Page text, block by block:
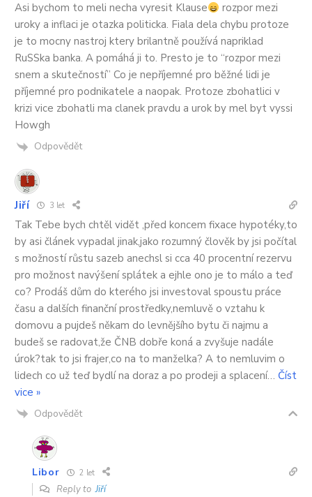
Asi bychom to meli necha vyresit Klause
rozpor mezi
uroky a inflaci je otazka politicka. Fiala dela chybu protoze
je to mocny nastroj ktery brilantně používá napriklad
RuSSka banka. A pomáhá ji to. Presto je to “rozpor mezi
snem a skutečností” Co je nepříjemné pro běžné lidi je
příjemné pro podnikatele a naopak. Protoze zbohatlici v
krizi vice zbohatli ma clanek pravdu a urok by mel byt vyssi
Howgh
Odpovědět
Jiří 3 let
Tak Tebe bych chtěl vidět ,před koncem fixace hypotéky,to
by asi článek vypadal jinak,jako rozumný člověk by jsi počítal
s možností růstu sazeb anechsl si cca 40 procentní rezervu
pro možnost navýšení splátek a ejhle ono je to málo a teď
co? Prodáš dům do kterého jsi investoval spoustu práce
času a dalších finanční prostředky,nemluvě o vztahu k
domovu a pujdeš někam do levnějšího bytu či najmu a
budeš se radovat,že ČNB dobře koná a zvyšuje nadále
úrok?tak to jsi frajer,co na to manželka? A to nemluvim o
lidech co už teď bydlí na doraz a po prodeji a splacení… Číst
vice »
Odpovědět
Libor 2 let
Reply toJiří